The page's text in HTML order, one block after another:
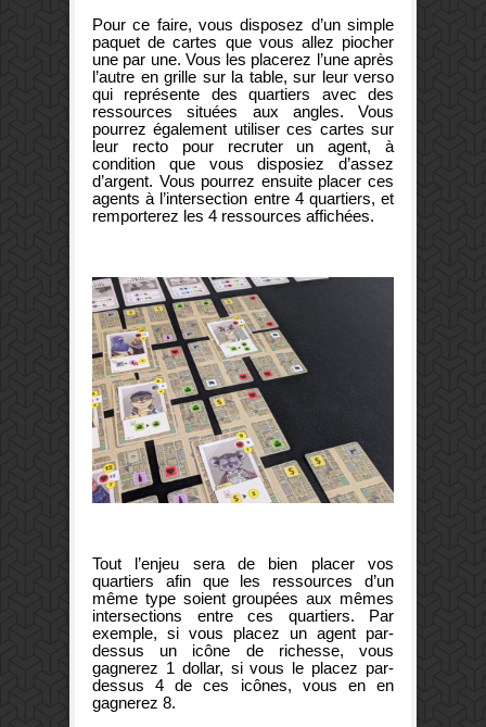
Pour ce faire, vous disposez d’un simple
paquet de cartes que vous allez piocher
une par une. Vous les placerez l’une après
l’autre en grille sur la table, sur leur verso
qui représente des quartiers avec des
ressources situées aux angles. Vous
pourrez également utiliser ces cartes sur
leur recto pour recruter un agent, à
condition que vous disposiez d’assez
d’argent. Vous pourrez ensuite placer ces
agents à l’intersection entre 4 quartiers, et
remporterez les 4 ressources affichées.
Tout l’enjeu sera de bien placer vos
quartiers afin que les ressources d’un
même type soient groupées aux mêmes
intersections entre ces quartiers. Par
exemple, si vous placez un agent par-
dessus un icône de richesse, vous
gagnerez 1 dollar, si vous le placez par-
dessus 4 de ces icônes, vous en en
gagnerez 8.